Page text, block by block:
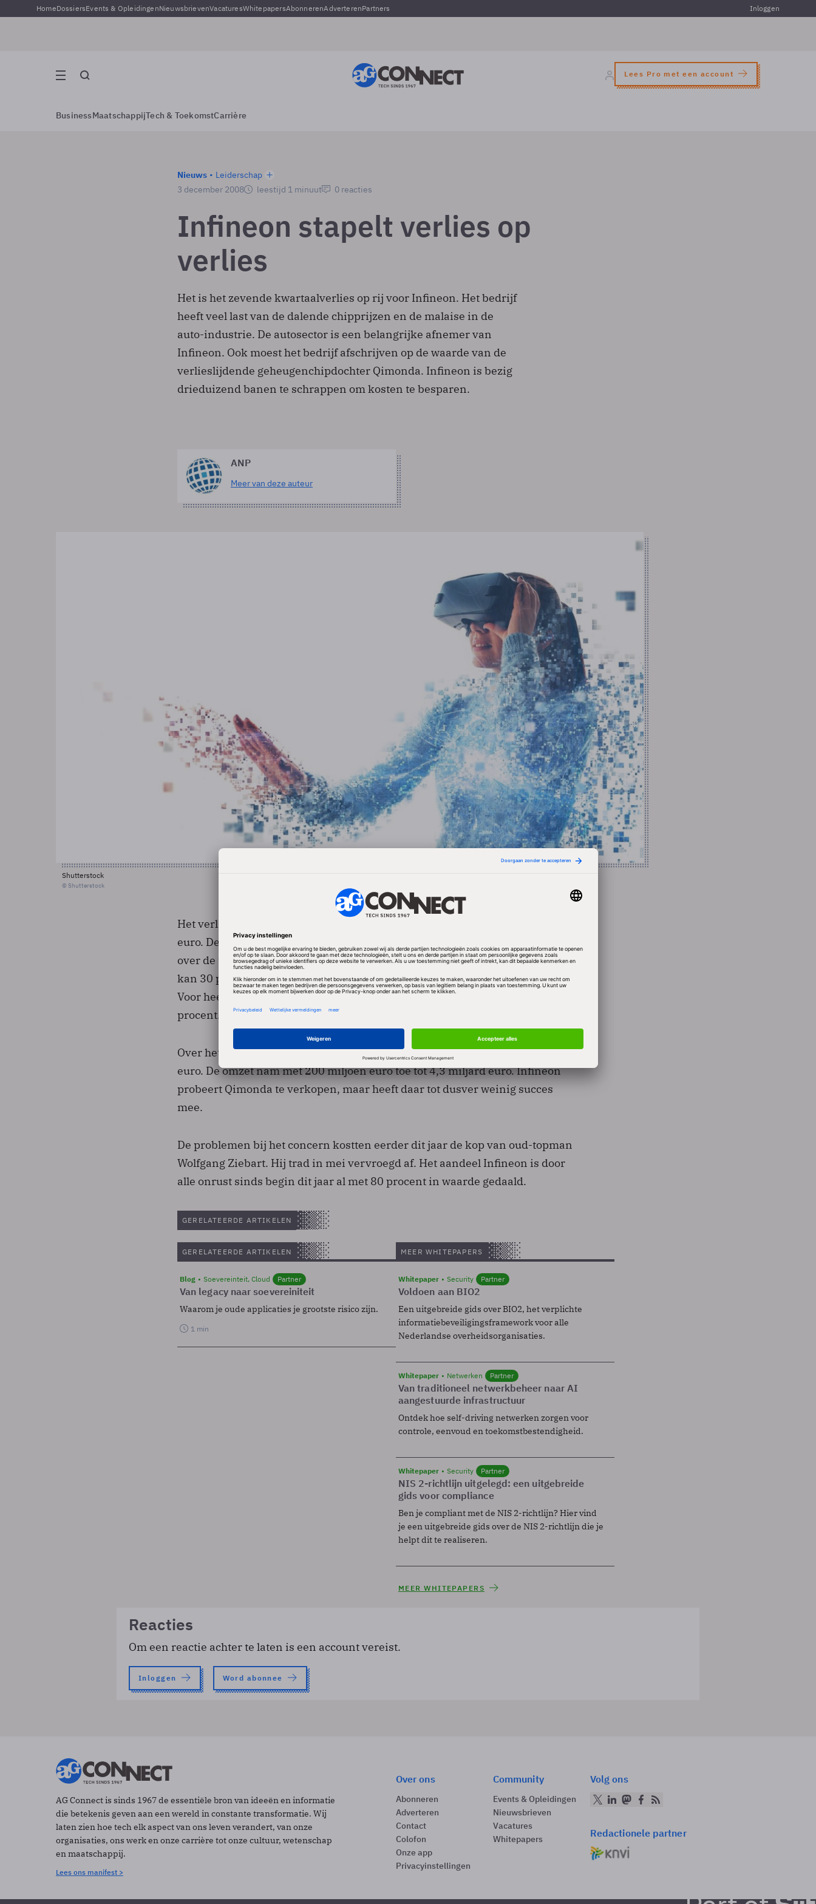
HomeDossiersEvents & OpleidingenNieuwsbrievenVacaturesWhitepapersAbonnerenAdverterenPartners Inloggen
Lees Pro met een account
BusinessMaatschappijTech & ToekomstCarrière
Nieuws
Leiderschap
3 december 2008
leestijd 1 minuut 0 reacties
Infineon stapelt verlies op
verlies
Het is het zevende kwartaalverlies op rij voor Infineon. Het bedrijf
heeft veel last van de dalende chipprijzen en de malaise in de
auto-industrie. De autosector is een belangrijke afnemer van
Infineon. Ook moest het bedrijf afschrijven op de waarde van de
verlieslijdende geheugenchipdochter Qimonda. Infineon is bezig
drieduizend banen te schrappen om kosten te besparen.
ANP
Meer van deze auteur
Shutterstock
© Shutterstock
Het verlies valt hoger uit dan verwacht. Analisten gingen uit van 407 miljoen
euro. De omzet steeg met 2 procent tot 1,15 miljard euro. Infineon is somber
over de toekomst. De omzet in het lopende eerste kwartaal van 2008/2009
kan 30 procent lager uitvallen dan in het vierde kwartaal, aldus Infineon.
Voor heel 2009 wordt rekening gehouden met een omzetdaling van 15
procent.
Over het hele boekjaar 2007/2008 werd een verlies geleden van 3,1 miljard
euro. De omzet nam met 200 miljoen euro toe tot 4,3 miljard euro. Infineon
probeert Qimonda te verkopen, maar heeft daar tot dusver weinig succes
mee.
De problemen bij het concern kostten eerder dit jaar de kop van oud-topman
Wolfgang Ziebart. Hij trad in mei vervroegd af. Het aandeel Infineon is door
alle onrust sinds begin dit jaar al met 80 procent in waarde gedaald.
GERELATEERDE ARTIKELEN
GERELATEERDE ARTIKELEN
Blog Soevereinteit, Cloud Partner
Van legacy naar soevereiniteit
Waarom je oude applicaties je grootste risico zijn.
1 min
MEER WHITEPAPERS
Whitepaper Security Partner
Voldoen aan BIO2
Een uitgebreide gids over BIO2, het verplichte
informatiebeveiligingsframework voor alle
Nederlandse overheidsorganisaties.
Whitepaper Netwerken Partner
Van traditioneel netwerkbeheer naar AI
aangestuurde infrastructuur
Ontdek hoe self-driving netwerken zorgen voor
controle, eenvoud en toekomstbestendigheid.
Whitepaper Security Partner
NIS 2-richtlijn uitgelegd: een uitgebreide
gids voor compliance
Ben je compliant met de NIS 2-richtlijn? Hier vind
je een uitgebreide gids over de NIS 2-richtlijn die je
helpt dit te realiseren.
MEER WHITEPAPERS
Reacties
Om een reactie achter te laten is een account vereist.
Inloggen Word abonnee
AG Connect is sinds 1967 de essentiële bron van ideeën en informatie
die betekenis geven aan een wereld in constante transformatie. Wij
laten zien hoe tech elk aspect van ons leven verandert, van onze
organisaties, ons werk en onze carrière tot onze cultuur, wetenschap
en maatschappij.
Lees ons manifest >
Over ons
Abonneren
Adverteren
Contact
Colofon
Onze app
Privacyinstellingen
Community
Events & Opleidingen
Nieuwsbrieven
Vacatures
Whitepapers
Volg ons
Redactionele partner